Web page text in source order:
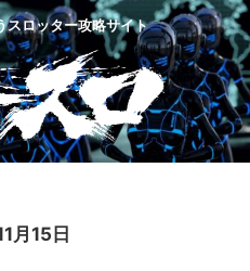
スロッター攻略サイト
月15日